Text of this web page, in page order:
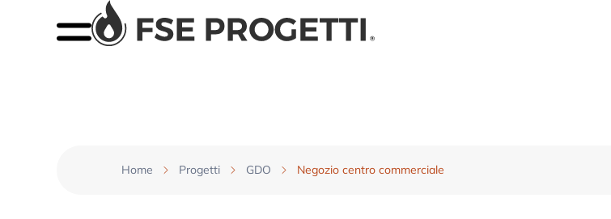
Home Progetti GDO Negozio centro commerciale